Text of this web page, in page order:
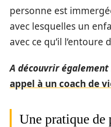
personne est
avec lesquelles un
avec ce qu’il l’entoure
A découvrir également
appel à un coach de
Une pratique de